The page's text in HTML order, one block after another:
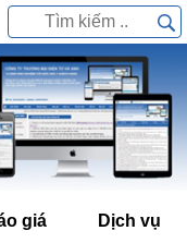
giá Dịch vụ